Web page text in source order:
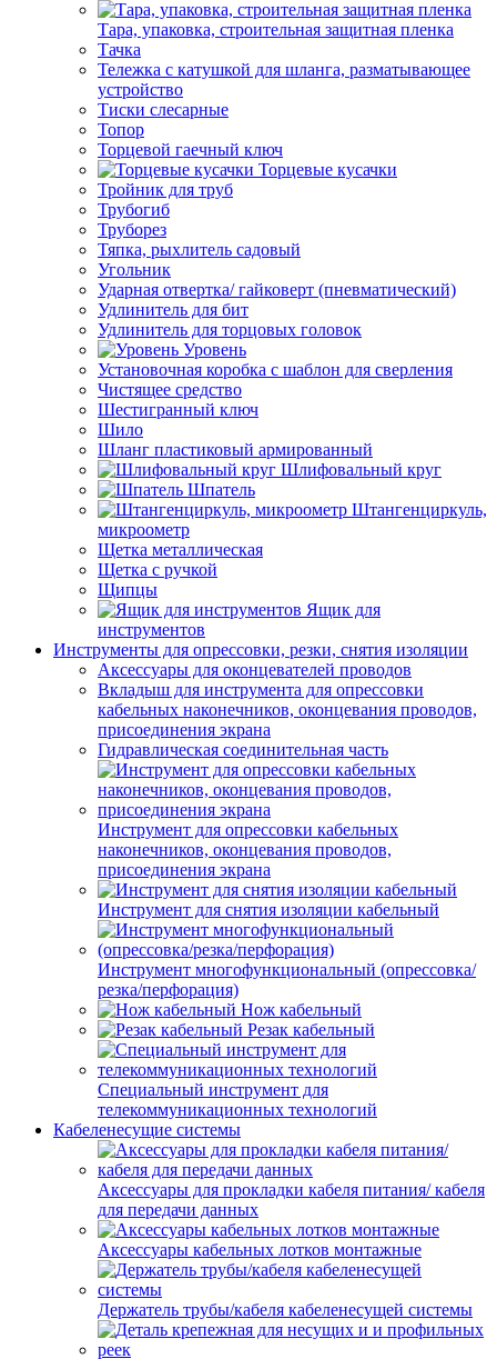
Тара, упаковка, строительная защитная пленка
Тачка
Тележка с катушкой для шланга, разматывающее
устройство
Тиски слесарные
Топор
Торцевой гаечный ключ
Торцевые кусачки
Тройник для труб
Трубогиб
Труборез
Тяпка, рыхлитель садовый
Угольник
Ударная отвертка/ гайковерт (пневматический)
Удлинитель для бит
Удлинитель для торцовых головок
Уровень
Установочная коробка с шаблон для сверления
Чистящее средство
Шестигранный ключ
Шило
Шланг пластиковый армированный
Шлифовальный круг
Шпатель
Штангенциркуль,
микроометр
Щетка металлическая
Щетка с ручкой
Щипцы
Ящик для
инструментов
Инструменты для опрессовки, резки, снятия изоляции
Аксессуары для оконцевателей проводов
Вкладыш для инструмента для опрессовки
кабельных наконечников, оконцевания проводов,
присоединения экрана
Гидравлическая соединительная часть
Инструмент для опрессовки кабельных
наконечников, оконцевания проводов,
присоединения экрана
Инструмент для снятия изоляции кабельный
Инструмент многофункциональный (опрессовка/
резка/перфорация)
Нож кабельный
Резак кабельный
Специальный инструмент для
телекоммуникационных технологий
Кабеленесущие системы
Аксессуары для прокладки кабеля питания/ кабеля
для передачи данных
Аксессуары кабельных лотков монтажные
Держатель трубы/кабеля кабеленесущей системы